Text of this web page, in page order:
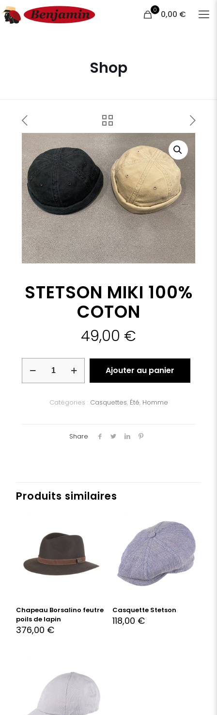
0 0,00 €
Shop
STETSON MIKI 100%
COTON
49,00 €
Ajouter au panier
Catégories : Casquettes, Été, Homme
Share
Produits similaires
Chapeau Borsalino feutre
poils de lapin
376,00 €
Casquette Stetson
118,00 €